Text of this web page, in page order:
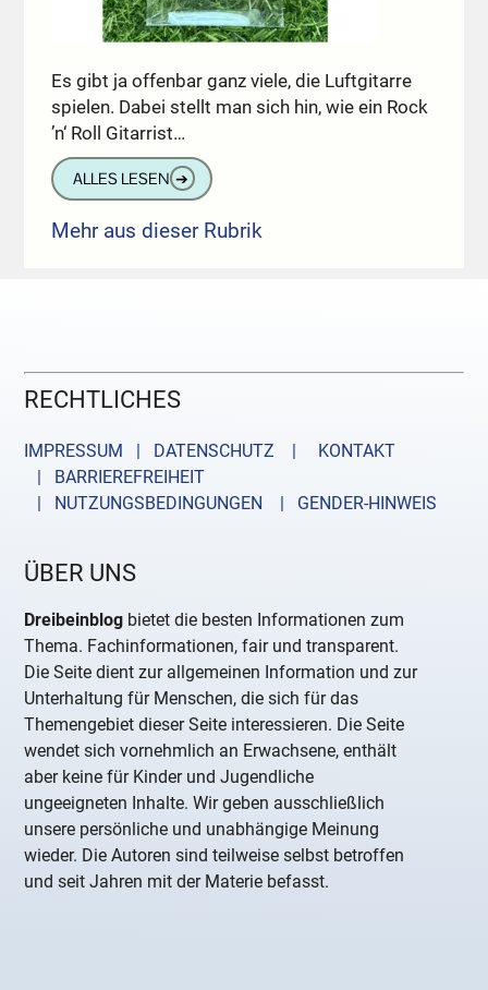
Es gibt ja offenbar ganz viele, die Luftgitarre
spielen. Dabei stellt man sich hin, wie ein Rock
’n‘ Roll Gitarrist…
ALLES LESEN ➔
Mehr aus dieser Rubrik
RECHTLICHES
IMPRESSUM | DATENSCHUTZ |
KONTAKT
| BARRIEREFREIHEIT
| NUTZUNGSBEDINGUNGEN
| GENDER-HINWEIS
ÜBER UNS
Dreibeinblog bietet die besten Informationen zum
Thema. Fachinformationen, fair und transparent.
Die Seite dient zur allgemeinen Information und zur
Unterhaltung für Menschen, die sich für das
Themengebiet dieser Seite interessieren. Die Seite
wendet sich vornehmlich an Erwachsene, enthält
aber keine für Kinder und Jugendliche
ungeeigneten Inhalte. Wir geben ausschließlich
unsere persönliche und unabhängige Meinung
wieder. Die Autoren sind teilweise selbst betroffen
und seit Jahren mit der Materie befasst.